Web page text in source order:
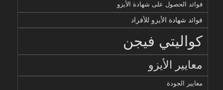
فوائد الحصول على شهادة الأيزو
فوائد شهادة الأيزو للأفراد
كواليتي فيجن
معايير الأيزو
معايير الجودة